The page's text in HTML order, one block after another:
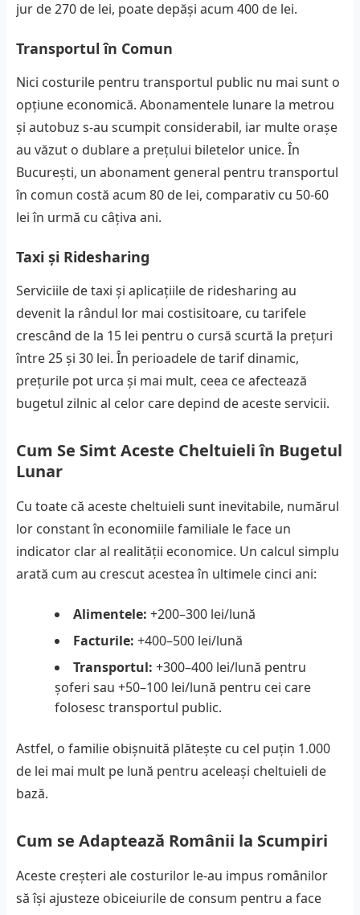
jur de 270 de lei, poate depăși acum 400 de lei.
Transportul în Comun
Nici costurile pentru transportul public nu mai sunt o
opțiune economică. Abonamentele lunare la metrou
și autobuz s-au scumpit considerabil, iar multe orașe
au văzut o dublare a prețului biletelor unice. În
București, un abonament general pentru transportul
în comun costă acum 80 de lei, comparativ cu 50-60
lei în urmă cu câțiva ani.
Taxi și Ridesharing
Serviciile de taxi și aplicațiile de ridesharing au
devenit la rândul lor mai costisitoare, cu tarifele
crescând de la 15 lei pentru o cursă scurtă la prețuri
între 25 și 30 lei. În perioadele de tarif dinamic,
prețurile pot urca și mai mult, ceea ce afectează
bugetul zilnic al celor care depind de aceste servicii.
Cum Se Simt Aceste Cheltuieli în Bugetul
Lunar
Cu toate că aceste cheltuieli sunt inevitabile, numărul
lor constant în economiile familiale le face un
indicator clar al realității economice. Un calcul simplu
arată cum au crescut acestea în ultimele cinci ani:
Alimentele: +200–300 lei/lună
Facturile: +400–500 lei/lună
Transportul: +300–400 lei/lună pentru
șoferi sau +50–100 lei/lună pentru cei care
folosesc transportul public.
Astfel, o familie obișnuită plătește cu cel puțin 1.000
de lei mai mult pe lună pentru aceleași cheltuieli de
bază.
Cum se Adaptează Românii la Scumpiri
Aceste creșteri ale costurilor le-au impus românilor
să își ajusteze obiceiurile de consum pentru a face